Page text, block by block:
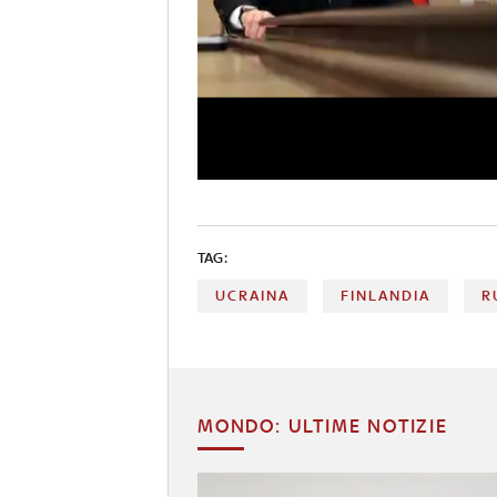
TAG:
UCRAINA FINLANDIA
MONDO: ULTIME NOTIZIE